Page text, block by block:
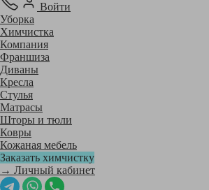
Войти
Уборка
Химчистка
Компания
Франшиза
Диваны
Кресла
Стулья
Матрасы
Шторы и тюли
Ковры
Кожаная мебель
Заказать химчистку
→ Личный кабинет